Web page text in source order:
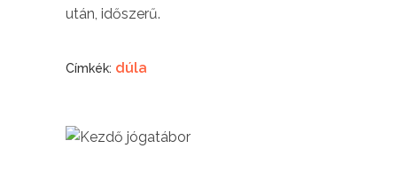
után, időszerű.
Címkék: dúla